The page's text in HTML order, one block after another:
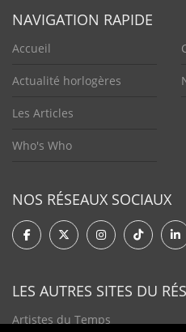
NAVIGATION RAPIDE
Accueil
Actualité horlogères
Les Articles
Who's Who
NOS RÉSEAUX SOCIAUX
LES AUTRES SITES DU
Artistes du Temps